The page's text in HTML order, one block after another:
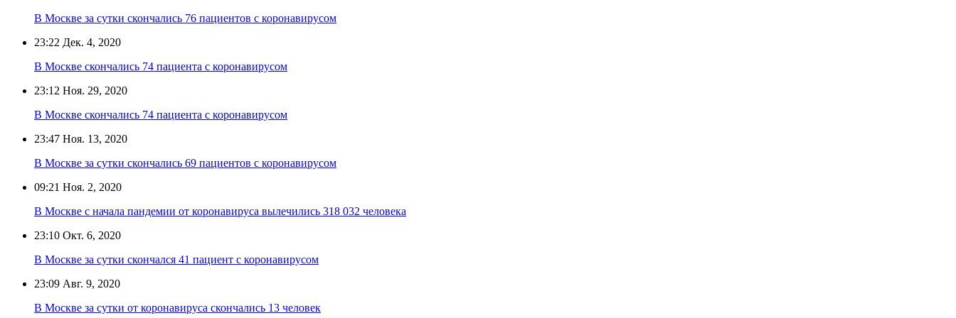
В Москве за сутки скончались 76 пациентов с коронавирусом
23:22 Дек. 4, 2020
В Москве скончались 74 пациента с коронавирусом
23:12 Ноя. 29, 2020
В Москве скончались 74 пациента с коронавирусом
23:47 Ноя. 13, 2020
В Москве за сутки скончались 69 пациентов с коронавирусом
09:21 Ноя. 2, 2020
В Москве с начала пандемии от коронавируса вылечились 318 032 человека
23:10 Окт. 6, 2020
В Москве за сутки скончался 41 пациент с коронавирусом
23:09 Авг. 9, 2020
В Москве за сутки от коронавируса скончались 13 человек